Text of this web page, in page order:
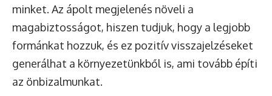
minket. Az ápolt megjelenés növeli a
magabiztosságot, hiszen tudjuk, hogy a legjobb
formánkat hozzuk, és ez pozitív visszajelzéseket
generálhat a környezetünkből is, ami tovább építi
az önbizalmunkat.